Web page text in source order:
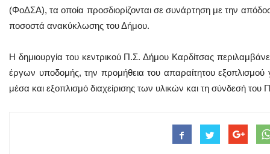
(ΦοΔΣΑ), τα οποία προσδιορίζονται σε συνάρτηση με την
ποσοστά ανακύκλωσης του Δήμου.
Η δημιουργία του κεντρικού Π.Σ. Δήμου Καρδίτσας
έργων υποδομής, την προμήθεια του απαραίτητου εξοπλισμού
μέσα και εξοπλισμό διαχείρισης των υλικών και τη σύνδεσή του